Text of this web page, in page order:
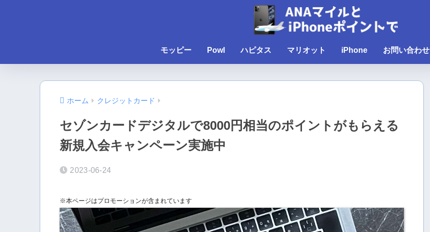
モッピー Powl ハピタス マリオット iPhone お問い合わせ
ホーム クレジットカード
セゾンカードデジタルで8000円相当のポイントがもらえる
新規入会キャンペーン実施中
2023-06-24
※本ページはプロモーションが含まれています